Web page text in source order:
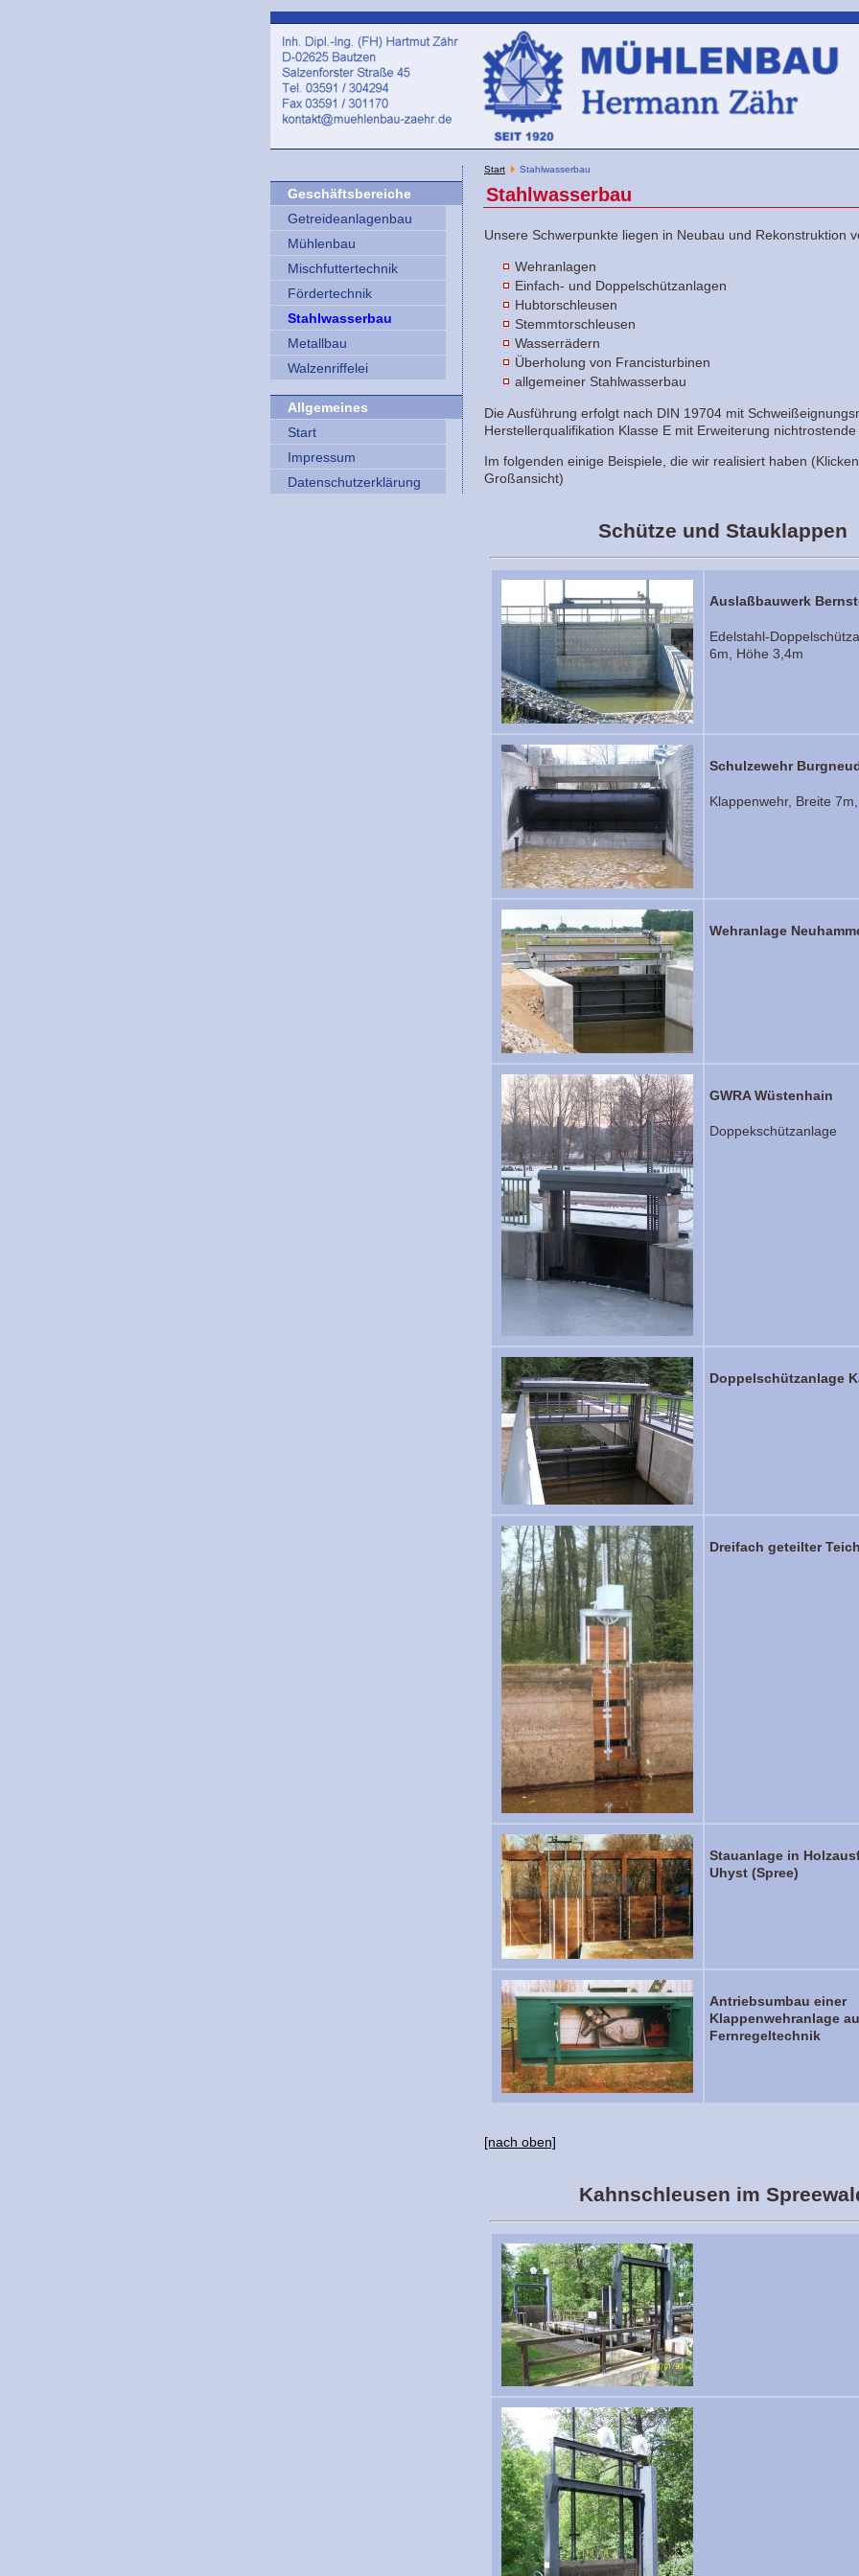
Geschäftsbereiche
Getreideanlagenbau
Mühlenbau
Mischfuttertechnik
Fördertechnik
Stahlwasserbau
Metallbau
Walzenriffelei
Allgemeines
Start
Impressum
Datenschutzerklärung
Start Stahlwasserbau
Stahlwasserbau
Unsere Schwerpunkte liegen in Neubau und Rekonstruktion
Wehranlagen
Einfach- und Doppelschützanlagen
Hubtorschleusen
Stemmtorschleusen
Wasserrädern
Überholung von Francisturbinen
allgemeiner Stahlwasserbau
Die Ausführung erfolgt nach DIN 19704 mit
Herstellerqualifikation Klasse E mit Erweiterung
Im folgenden einige Beispiele, die wir realisiert haben
Großansicht)
Schütze und Stauklappen
Auslaßbauwerk
Edelstahl-
6m, Höhe 3,4m
Schulzewehr
Klappenwehr, Breite
Wehranlage
GWRA Wüstenhain
Doppekschützanlage
Doppelschützanlage
Dreifach geteilter
Stauanlage in
Uhyst (Spree)
Antriebsumbau einer
Klappenwehranlage
Fernregeltechnik
[nach oben]
Kahnschleusen im